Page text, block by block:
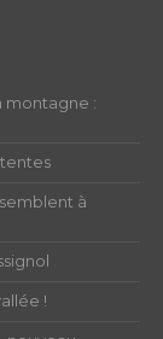
montagne :
à
!